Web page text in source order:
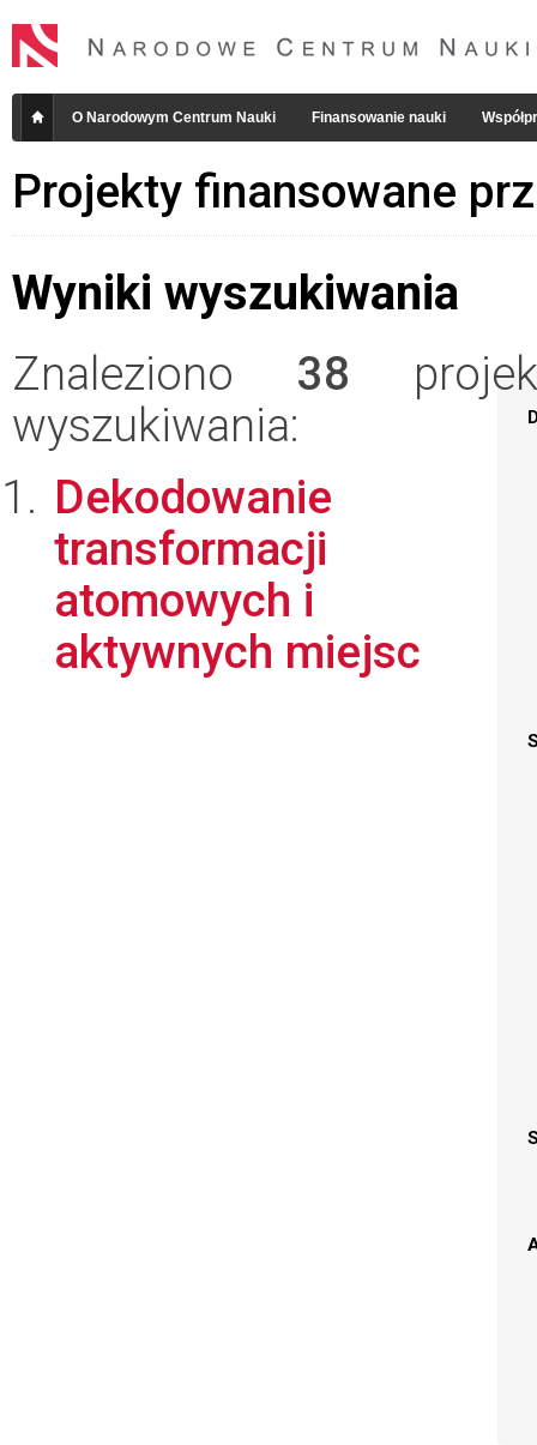
O Narodowym Centrum Nauki Finansowanie nauki
Projekty finansowane
Wyniki wyszukiwania
Znaleziono 38
wyszukiwania:
Dekodowanie
transformacji
atomowych i
aktywnych miejsc